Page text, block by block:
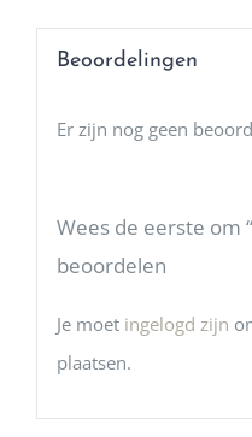
Beoordelingen
Er zijn nog geen
Wees de eerste om
beoordelen
Je moet ingelogd zijn
plaatsen.